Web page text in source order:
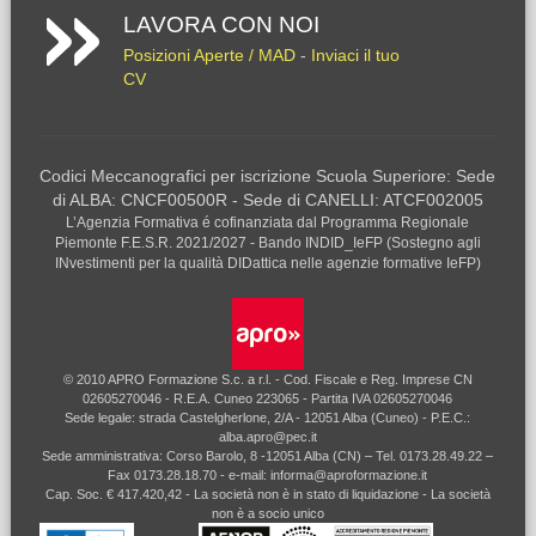
LAVORA CON NOI
Posizioni Aperte / MAD-
Inviaci il tuo
CV
Codici Meccanografici per iscrizione Scuola Superiore: Sede
di ALBA: CNCF00500R - Sede di CANELLI: ATCF002005
L’Agenzia Formativa é cofinanziata dal Programma Regionale
Piemonte F.E.S.R. 2021/2027 - Bando INDID_IeFP (Sostegno agli
INvestimenti per la qualità DIDattica nelle agenzie formative IeFP)
© 2010 APRO Formazione S.c. a r.l. - Cod. Fiscale e Reg. Imprese CN
02605270046 - R.E.A. Cuneo 223065 - Partita IVA 02605270046
Sede legale: strada Castelgherlone, 2/A - 12051 Alba (Cuneo) - P.E.C.:
alba.apro@pec.it
Sede amministrativa: Corso Barolo, 8 -12051 Alba (CN) – Tel. 0173.28.49.22 –
Fax 0173.28.18.70 - e-mail: informa@aproformazione.it
Cap. Soc. € 417.420,42 - La società non è in stato di liquidazione - La società
non è a socio unico